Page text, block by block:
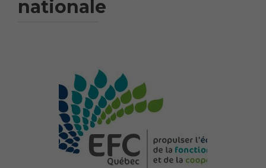
nationale